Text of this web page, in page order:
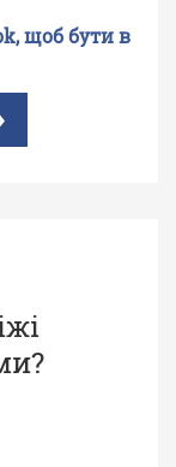
щоб бути в